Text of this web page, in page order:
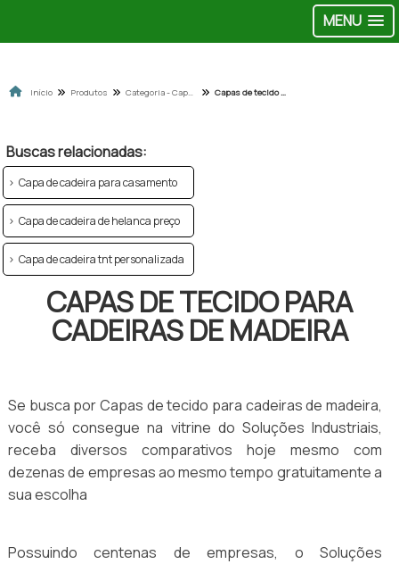
MENU
Início Produtos Categoria - Capas para cadeira Capas de tecido para cadeiras de madeira
Buscas relacionadas:
Capa de cadeira para casamento
Capa de cadeira de helanca preço
Capa de cadeira tnt personalizada
CAPAS DE TECIDO PARA
CADEIRAS DE MADEIRA
Se busca por Capas de tecido para cadeiras de madeira,
você só consegue na vitrine do Soluções Industriais,
receba diversos comparativos hoje mesmo com
dezenas de empresas ao mesmo tempo gratuitamente a
sua escolha
Possuindo centenas de empresas, o Soluções